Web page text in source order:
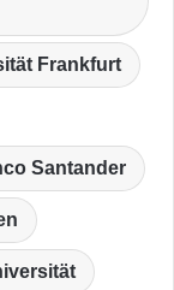
Frankfurt
Santander